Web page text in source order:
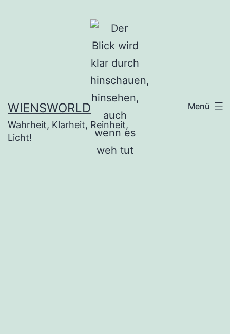
WIENSWORLD
Wahrheit, Klarheit, Reinheit,
Licht!
Menü